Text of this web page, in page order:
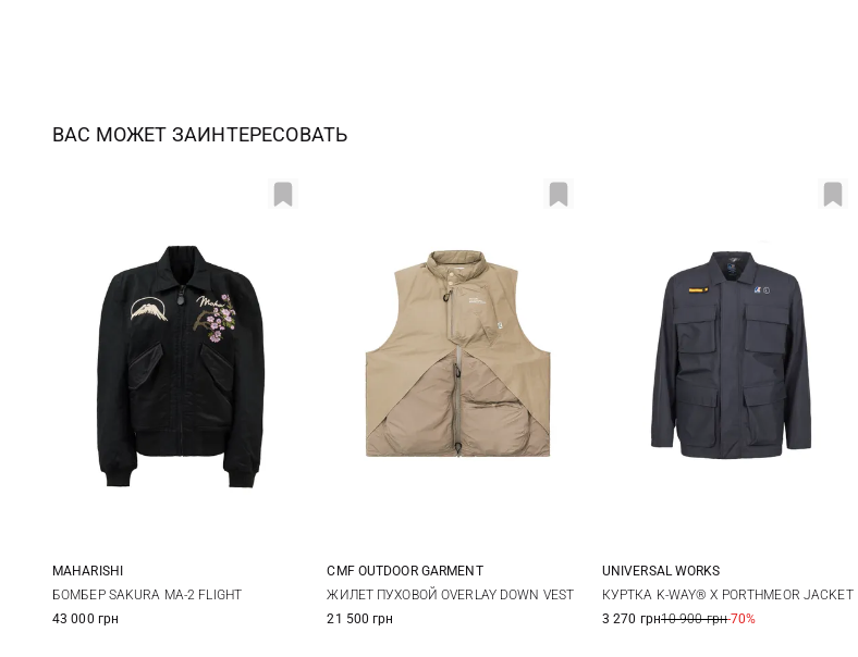
ВАС МОЖЕТ ЗАИНТЕРЕСОВАТЬ
XS S M
MAHARISHI
БОМБЕР SAKURA MA-2 FLIGHT
43 000 грн
S M L
CMF OUTDOOR GARMENT
ЖИЛЕТ ПУХОВОЙ OVERLAY DOWN VEST
21 500 грн
M L XL XXL
UNIVERSAL WORKS
КУРТКА K-WAY® X PORTHMEOR JACKET
3 270 грн10 900 грн-70%